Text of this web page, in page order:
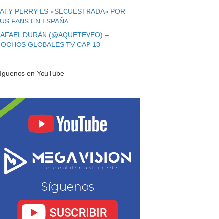
PERRY ES «SECUESTRADA» POR
FANS EN ESPAÑA
DURÁN (@AQUETEVEO) –
GLOBALES TV CAP 13
en YouTube